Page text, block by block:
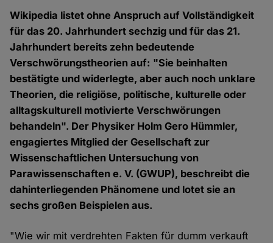
Wikipedia listet ohne Anspruch auf Vollständigkeit
für das 20. Jahrhundert sechzig und für das 21.
Jahrhundert bereits zehn bedeutende
Verschwörungstheorien auf: "Sie beinhalten
bestätigte und widerlegte, aber auch noch unklare
Theorien, die religiöse, politische, kulturelle oder
alltagskulturell motivierte Verschwörungen
behandeln". Der Physiker Holm Gero Hümmler,
engagiertes Mitglied der Gesellschaft zur
Wissenschaftlichen Untersuchung von
Parawissenschaften e. V. (GWUP), beschreibt die
dahinterliegenden Phänomene und lotet sie an
sechs großen Beispielen aus.
"Wie wir mit verdrehten Fakten für dumm verkauft